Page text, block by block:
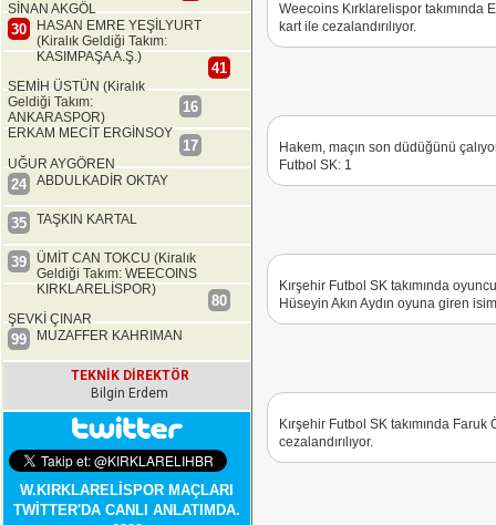
SİNAN AKGÖL
30
HASAN EMRE YEŞİLYURT
(Kiralık Geldiği Takım:
KASIMPAŞA A.Ş.)
41
SEMİH ÜSTÜN (Kiralık
Geldiği Takım:
ANKARASPOR)
16
ERKAM MECİT ERGİNSOY
17
UĞUR AYGÖREN
24 ABDULKADİR OKTAY
35 TAŞKIN KARTAL
39
ÜMİT CAN TOKCU (Kiralık
Geldiği Takım: WEECOINS
KIRKLARELİSPOR)
80
ŞEVKİ ÇINAR
99 MUZAFFER KAHRIMAN
TEKNİK DİREKTÖR
Bilgin Erdem
W.KIRKLARELİSPOR MAÇLARI
TWİTTER'DA CANLI ANLATIMDA.
Weecoins Kırklarelispor takımında
kart ile cezalandırılıyor.
Hakem, maçın son düdüğünü
Futbol SK: 1
Kırşehir Futbol SK takımında
Hüseyin Akın Aydın oyuna giren
Kırşehir Futbol SK takımında
cezalandırılıyor.